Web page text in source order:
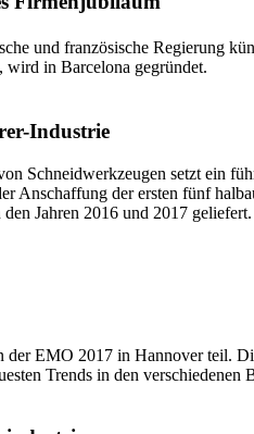
und französische Regierung
in Barcelona gegründet.
Industrie
Schneidwerkzeugen setzt ein
Anschaffung der ersten fünf
Jahren 2016 und 2017 geliefert.
EMO 2017 in Hannover teil.
Trends in den verschiedenen